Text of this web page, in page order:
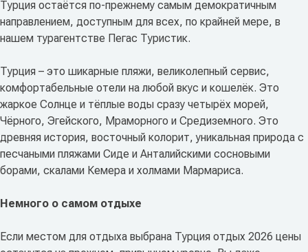
Турция остаётся по-прежнему самым демократичным
направлением, доступным для всех, по крайней мере, в
нашем турагентстве Пегас Туристик.
Турция – это шикарные пляжи, великолепный сервис,
комфортабельные отели на любой вкус и кошелёк. Это
жаркое Солнце и тёплые воды сразу четырёх морей,
Чёрного, Эгейского, Мраморного и Средиземного. Это
древняя история, восточный колорит, уникальная природа с
песчаными пляжами Сиде и Анталийскими сосновыми
борами, скалами Кемера и холмами Мармариса.
Немного о самом отдыхе
Если местом для отдыха выбрана Турция отдых 2026 цены